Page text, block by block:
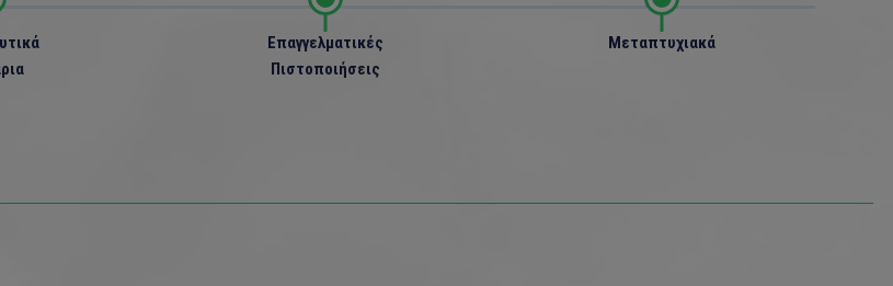
Επαγγελματικές
Πιστοποιήσεις
Μεταπτυχιακά